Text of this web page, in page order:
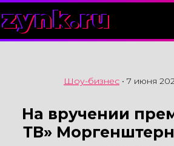
zynk.ru
Шоу-бизнес • 7 июня
На вручении
ТВ»